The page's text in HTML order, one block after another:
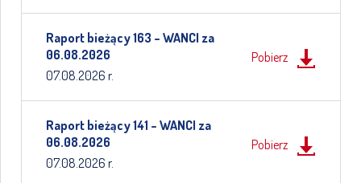
Raport bieżący 163 – WANCI za
06.08.2026
07.08.2026 r.
Pobierz
Raport bieżący 141 – WANCI za
06.08.2026
07.08.2026 r.
Pobierz